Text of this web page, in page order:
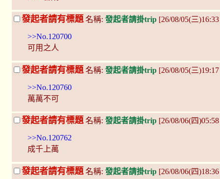
發起者請有標題 名稱: 發起者請掛trip [26/08/05(三
>>No.120700
可用之人
發起者請有標題 名稱: 發起者請掛trip [26/08/05(三
>>No.120760
萬萬不可
發起者請有標題 名稱: 發起者請掛trip [26/08/06(四
>>No.120762
成千上萬
發起者請有標題 名稱: 發起者請掛trip [26/08/06(四